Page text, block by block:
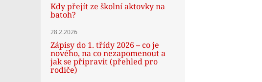
Kdy přejít ze školní aktovky na
batoh?
28.2.2026
Zápisy do 1. třídy 2026 – co je
nového, na co nezapomenout a
jak se připravit (přehled pro
rodiče)